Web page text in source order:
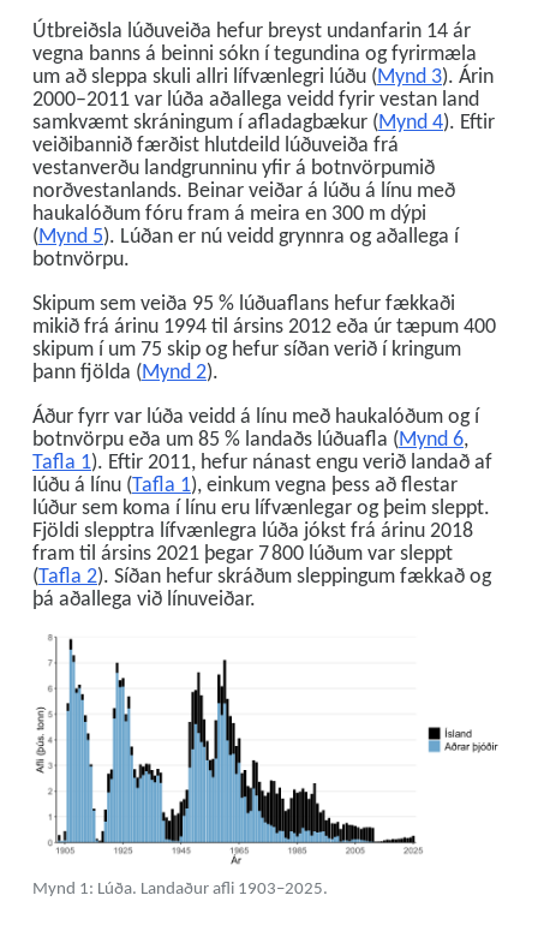
Útbreiðsla lúðuveiða hefur breyst undanfarin 14 ár
vegna banns á beinni sókn í tegundina og fyrirmæla
um að sleppa skuli allri lífvænlegri lúðu (Mynd 3). Árin
2000–2011 var lúða aðallega veidd fyrir vestan land
samkvæmt skráningum í afladagbækur (Mynd 4). Eftir
veiðibannið færðist hlutdeild lúðuveiða frá
vestanverðu landgrunninu yfir á botnvörpumið
norðvestanlands. Beinar veiðar á lúðu á línu með
haukalóðum fóru fram á meira en 300 m dýpi
(Mynd 5). Lúðan er nú veidd grynnra og aðallega í
botnvörpu.
Skipum sem veiða 95 % lúðuaflans hefur fækkaði
mikið frá árinu 1994 til ársins 2012 eða úr tæpum 400
skipum í um 75 skip og hefur síðan verið í kringum
þann fjölda (Mynd 2).
Áður fyrr var lúða veidd á línu með haukalóðum og í
botnvörpu eða um 85 % landaðs lúðuafla (Mynd 6,
Tafla 1). Eftir 2011, hefur nánast engu verið landað af
lúðu á línu (Tafla 1), einkum vegna þess að flestar
lúður sem koma í línu eru lífvænlegar og þeim sleppt.
Fjöldi slepptra lífvænlegra lúða jókst frá árinu 2018
fram til ársins 2021 þegar 7 800 lúðum var sleppt
(Tafla 2). Síðan hefur skráðum sleppingum fækkað og
þá aðallega við línuveiðar.
Mynd 1: Lúða. Landaður afli 1903–2025.